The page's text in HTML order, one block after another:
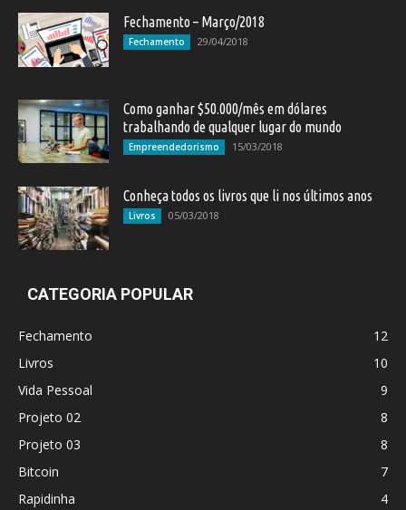
Fechamento – Março/2018
Fechamento 29/04/2018
Como ganhar $50.000/mês em dólares
trabalhando de qualquer lugar do mundo
Empreendedorismo 15/03/2018
Conheça todos os livros que li nos últimos anos
Livros 05/03/2018
CATEGORIA POPULAR
Fechamento
12
Livros
10
Vida Pessoal
9
Projeto 02
8
Projeto 03
8
Bitcoin
7
Rapidinha
4